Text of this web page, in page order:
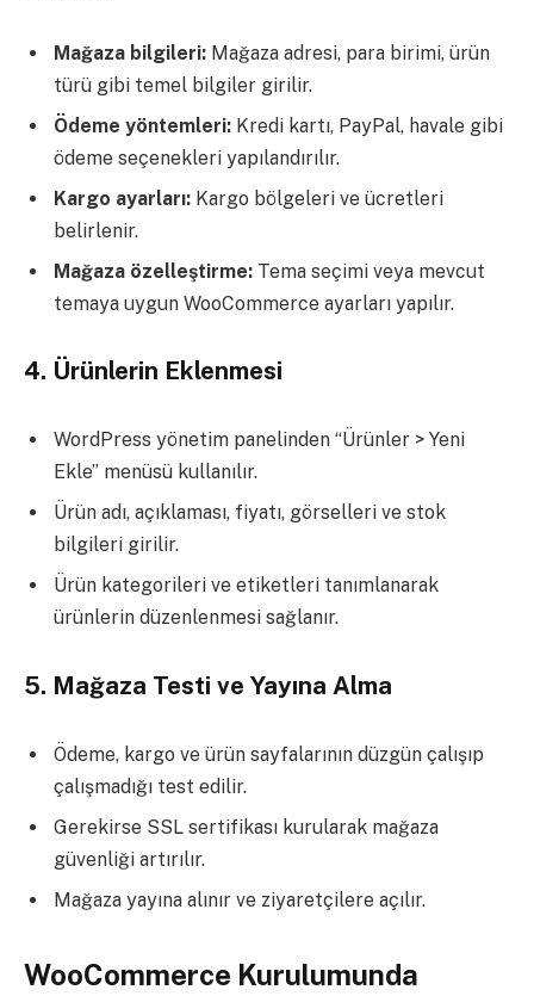
Mağaza bilgileri: Mağaza adresi, para birimi, ürün
türü gibi temel bilgiler girilir.
Ödeme yöntemleri: Kredi kartı, PayPal, havale gibi
ödeme seçenekleri yapılandırılır.
Kargo ayarları: Kargo bölgeleri ve ücretleri
belirlenir.
Mağaza özelleştirme: Tema seçimi veya mevcut
temaya uygun WooCommerce ayarları yapılır.
4. Ürünlerin Eklenmesi
WordPress yönetim panelinden “Ürünler > Yeni
Ekle” menüsü kullanılır.
Ürün adı, açıklaması, fiyatı, görselleri ve stok
bilgileri girilir.
Ürün kategorileri ve etiketleri tanımlanarak
ürünlerin düzenlenmesi sağlanır.
5. Mağaza Testi ve Yayına Alma
Ödeme, kargo ve ürün sayfalarının düzgün çalışıp
çalışmadığı test edilir.
Gerekirse SSL sertifikası kurularak mağaza
güvenliği artırılır.
Mağaza yayına alınır ve ziyaretçilere açılır.
WooCommerce Kurulumunda